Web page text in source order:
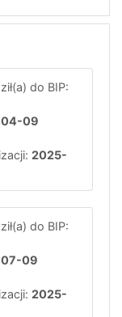
do BIP:
09
2025-
do BIP:
09
2025-